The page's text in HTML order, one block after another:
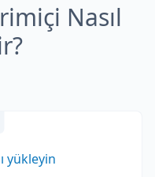
Nasıl
yükleyin